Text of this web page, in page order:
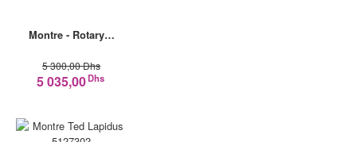
Montre - Rotary…
5 300,00 Dhs
5 035,00Dhs